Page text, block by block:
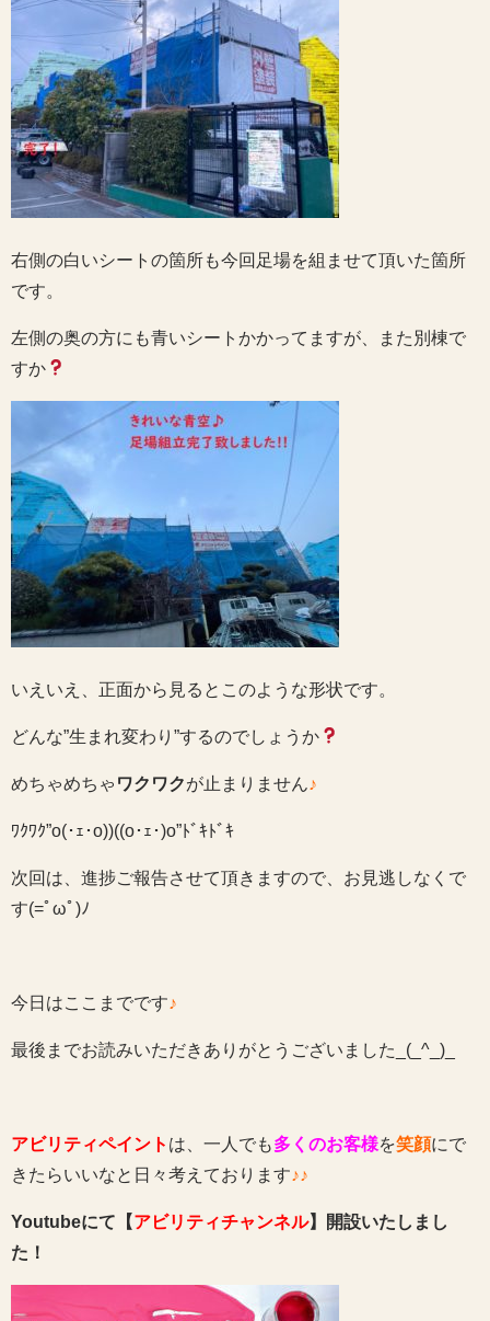
右側の白いシートの箇所も今回足場を組ませて頂いた箇所
です。
左側の奥の方にも青いシートかかってますが、また別棟で
すか
いえいえ、正面から見るとこのような形状です。
どんな”生まれ変わり”するのでしょうか
めちゃめちゃ ワクワクが止まりません♪
ﾜｸﾜｸ”o(･ｪ･o))((o･ｪ･)o”ﾄﾞｷﾄﾞｷ
次回は、進捗ご報告させて頂きますので、お見逃しなくで
す(=ﾟωﾟ)ﾉ
今日はここまでです♪
最後までお読みいただきありがとうございました_(_^_)_
アビリティペイント は、一人でも多くのお客様を笑顔にで
きたらいいなと日々考えております♪♪
Youtubeにて【アビリティチャンネル】開設いたしまし
た！